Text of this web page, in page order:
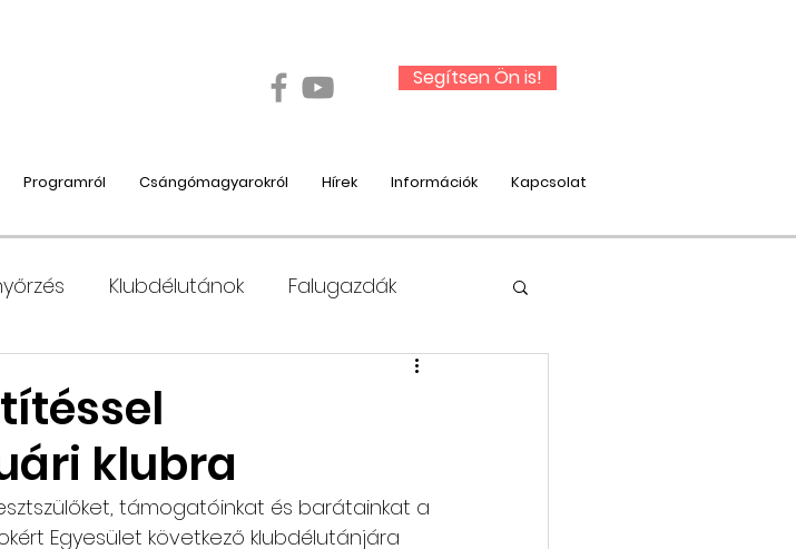
Segítsen Ön is!
Programról Csángómagyarokról Hírek Információk Kapcsolat
Klubdélutánok Falugazdák
Szociális és jótékonysági munka
klubra
támogatóinkat és barátainkat a
Egyesület következő klubdélutánjára